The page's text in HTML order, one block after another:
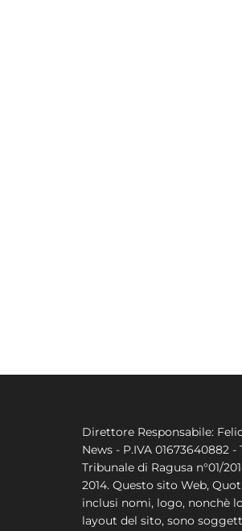
Direttore Responsabile:
News - P.IVA 01673640882 -
Tribunale di Ragusa n°01/
2014. Questo sito Web,
inclusi nomi, logo, nonchè
layout del sito, sono